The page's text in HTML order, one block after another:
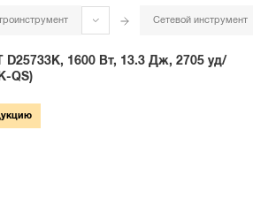
Сетевой инструмент
D25733K, 1600 Вт, 13.3 Дж, 2705 уд/
QS)